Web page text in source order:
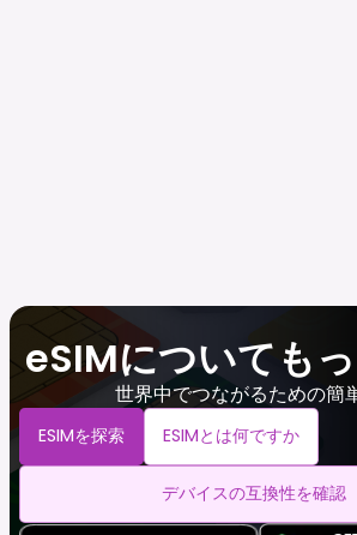
eSIMについても
世界中でつながるための簡
ESIMを探索 ESIMとは何ですか
デバイスの互換性を確認